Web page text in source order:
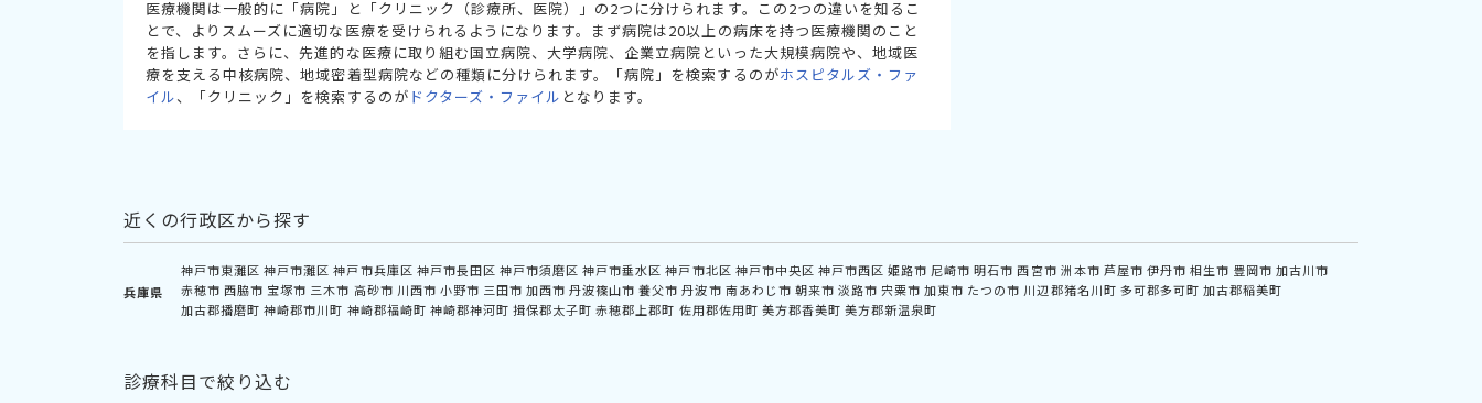
医療機関は一般的に「病院」と「クリニック（診療所、医院）」の2つに分けられます。この2つの違いを知るこ
とで、よりスムーズに適切な医療を受けられるようになります。まず病院は20以上の病床を持つ医療機関のこと
を指します。さらに、先進的な医療に取り組む国立病院、大学病院、企業立病院といった大規模病院や、地域医
療を支える中核病院、地域密着型病院などの種類に分けられます。「病院」を検索するのがホスピタルズ・ファ
イル、「クリニック」を検索するのが ドクターズ・ファイル となります。
近くの行政区から探す
兵庫県
神戸市東灘区 神戸市灘区 神戸市兵庫区 神戸市長田区 神戸市須磨区 神戸市垂水区 神戸市北区 神戸市中央区 神戸市西区 姫路市 尼崎市 明石市 西宮市 洲本市 芦屋市 伊丹市 相生市 豊岡市 加古川市
赤穂市 西脇市 宝塚市 三木市 高砂市 川西市 小野市 三田市 加西市 丹波篠山市 養父市 丹波市 南あわじ市 朝来市 淡路市 宍粟市 加東市 たつの市 川辺郡猪名川町 多可郡多可町 加古郡稲美町
加古郡播磨町 神崎郡市川町 神崎郡福崎町 神崎郡神河町 揖保郡太子町 赤穂郡上郡町 佐用郡佐用町 美方郡香美町 美方郡新温泉町
診療科目で絞り込む